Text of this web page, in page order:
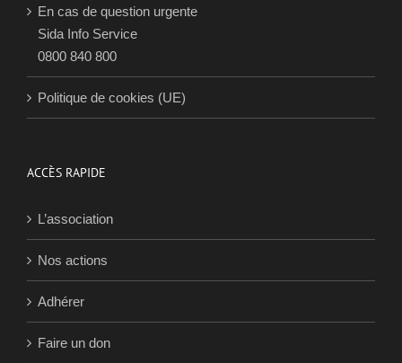
En cas de question urgente
Sida Info Service
0800 840 800
Politique de cookies (UE)
ACCÈS RAPIDE
L’association
Nos actions
Adhérer
Faire un don